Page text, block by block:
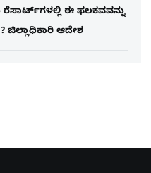
ಈ ಫಲಕವವನ್ನು
ಜಿಲ್ಲಾಧಿಕಾರಿ ಆದೇಶ